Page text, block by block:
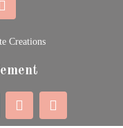
Creations